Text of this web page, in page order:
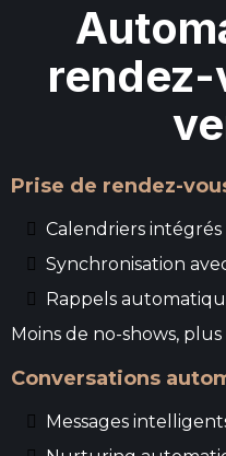
rendez-
Prise de rendez-
Calendriers intégrés
Synchronisation
Rappels
Moins de no-shows,
Conversations
Messages